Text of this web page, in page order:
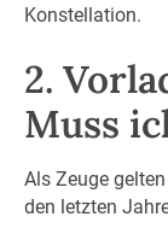
Konstellation.
2.
Muss
Als Zeuge
den letzten